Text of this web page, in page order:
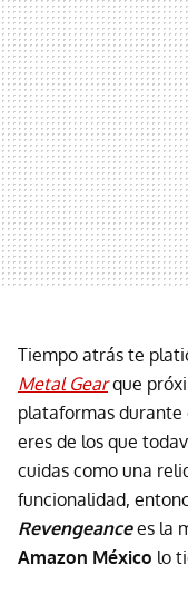
Tiempo atrás te
Metal Gear que
plataformas durante
eres de los que
cuidas como una
funcionalidad,
Revengeance es la
Amazon México lo